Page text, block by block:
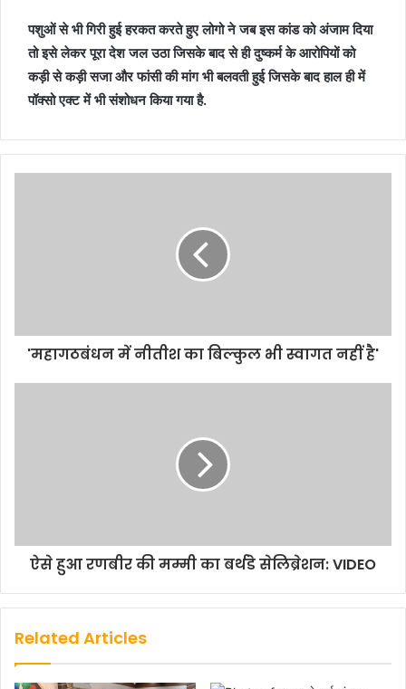
पशुओं से भी गिरी हुई हरकत करते हुए लोगो ने जब इस कांड को अंजाम दिया
तो इसे लेकर पूरा देश जल उठा जिसके बाद से ही दुष्कर्म के आरोपियों को
कड़ी से कड़ी सजा और फांसी की मांग भी बलवती हुई जिसके बाद हाल ही में
पॉक्सो एक्ट में भी संशोधन किया गया है.
'महागठबंधन में नीतीश का बिल्कुल भी स्वागत नहीं है'
ऐसे हुआ रणबीर की मम्मी का बर्थडे सेलिब्रेशन: VIDEO
Related Articles